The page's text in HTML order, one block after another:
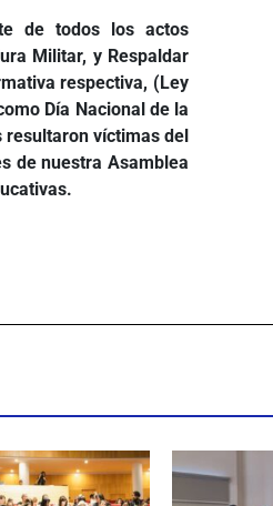
de todos los actos
Militar, y Respaldar
respectiva, (Ley
Día Nacional de la
víctimas del
de nuestra Asamblea